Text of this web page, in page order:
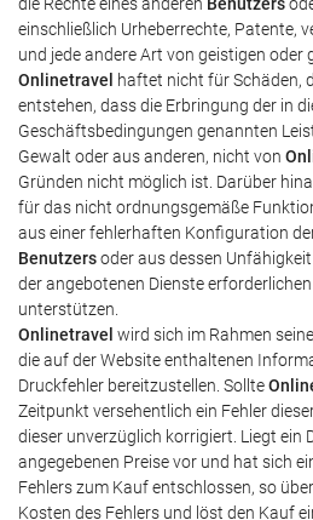
einschließlich Urheberrechte, Patente,
und jede andere Art von geistigen oder
Onlinetravel
haftet nicht für Schäden,
entstehen, dass die Erbringung der in
Geschäftsbedingungen genannten
Gewalt oder aus anderen, nicht von
Gründen nicht möglich ist. Darüber
für das nicht ordnungsgemäße
aus einer fehlerhaften Konfiguration
Benutzersoder aus dessen
der angebotenen Dienste
unterstützen.
Onlinetravel wird sich im Rahmen
die auf der Website enthaltenen
Druckfehler bereitzustellen. Sollte
Zeitpunkt versehentlich ein Fehler
dieser unverzüglich korrigiert. Liegt ein
angegebenen Preise vor und hat sich
Fehlers zum Kauf entschlossen, so
Kosten des Fehlers und löst den Kauf